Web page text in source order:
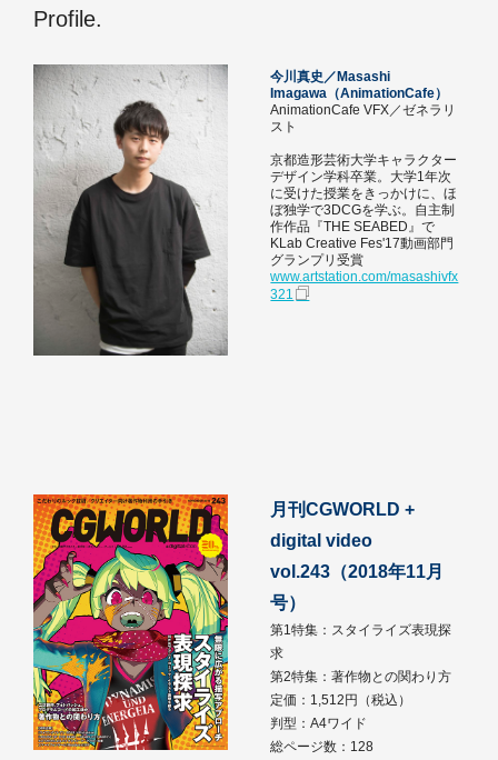
Profile.
今川真史／Masashi
Imagawa（AnimationCafe）
AnimationCafe VFX／ゼネラリ
スト
京都造形芸術大学キャラクター
デザイン学科卒業。大学1年次
に受けた授業をきっかけに、ほ
ぼ独学で3DCGを学ぶ。自主制
作作品『THE SEABED』で
KLab Creative Fes'17動画部門
グランプリ受賞
www.artstation.com/masashivfx
321
月刊CGWORLD +
digital video
vol.243（2018年11月
号）
第1特集：スタイライズ表現探
求
第2特集：著作物との関わり方
定価：1,512円（税込）
判型：A4ワイド
総ページ数：128